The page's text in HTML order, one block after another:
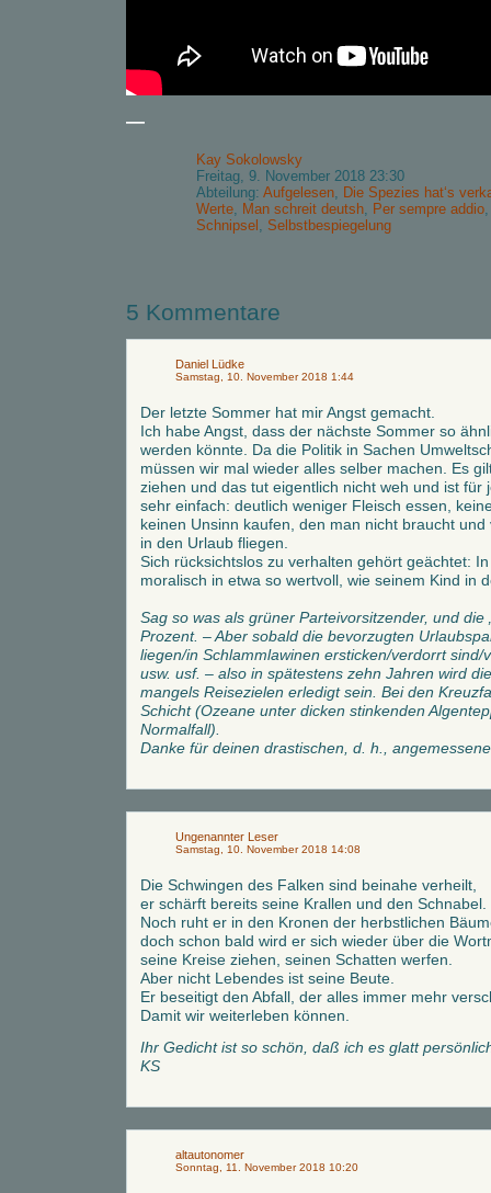
—
Kay Sokolowsky
Freitag, 9. November 2018 23:30
Abteilung: Aufgelesen, Die Spezies hat‘s
Werte, Man schreit deutsh, Per sempre addio
Schnipsel , Selbstbespiegelung
5 Kommentare
Daniel Lüdke
Samstag, 10. November 2018 1:44
Der letzte Sommer hat mir Angst gemacht.
Ich habe Angst, dass der nächste Sommer so
werden könnte. Da die Politik in Sachen
müssen wir mal wieder alles selber machen. Es
ziehen und das tut eigentlich nicht weh und ist für
sehr einfach: deutlich weniger Fleisch essen,
keinen Unsinn kaufen, den man nicht braucht
in den Urlaub fliegen.
Sich rücksichtslos zu verhalten gehört geächtet:
moralisch in etwa so wertvoll, wie seinem Kind in
Sag so was als grüner Parteivorsitzender, und die
Prozent. – Aber sobald die bevorzugten
liegen/in Schlammlawinen ersticken/verdorrt
usw. usf. – also in spätestens zehn Jahren wird
mangels Reisezielen erledigt sein. Bei den
Schicht (Ozeane unter dicken stinkenden
Normalfall).
Danke für deinen drastischen, d. h.,
Ungenannter Leser
Samstag, 10. November 2018 14:08
Die Schwingen des Falken sind beinahe verheilt,
er schärft bereits seine Krallen und den Schnabel.
Noch ruht er in den Kronen der herbstlichen
doch schon bald wird er sich wieder über die
seine Kreise ziehen, seinen Schatten werfen.
Aber nicht Lebendes ist seine Beute.
Er beseitigt den Abfall, der alles immer mehr
Damit wir weiterleben können.
Ihr Gedicht ist so schön, daß ich es glatt
KS
altautonomer
Sonntag, 11. November 2018 10:20